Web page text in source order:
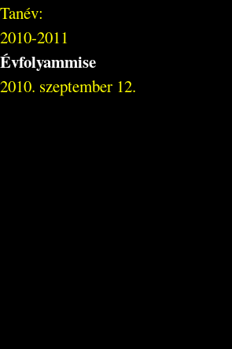
Tanév:
2010-2011
Évfolyammise
2010. szeptember 12.